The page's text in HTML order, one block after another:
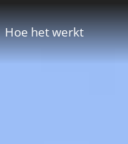
Hoe het werkt